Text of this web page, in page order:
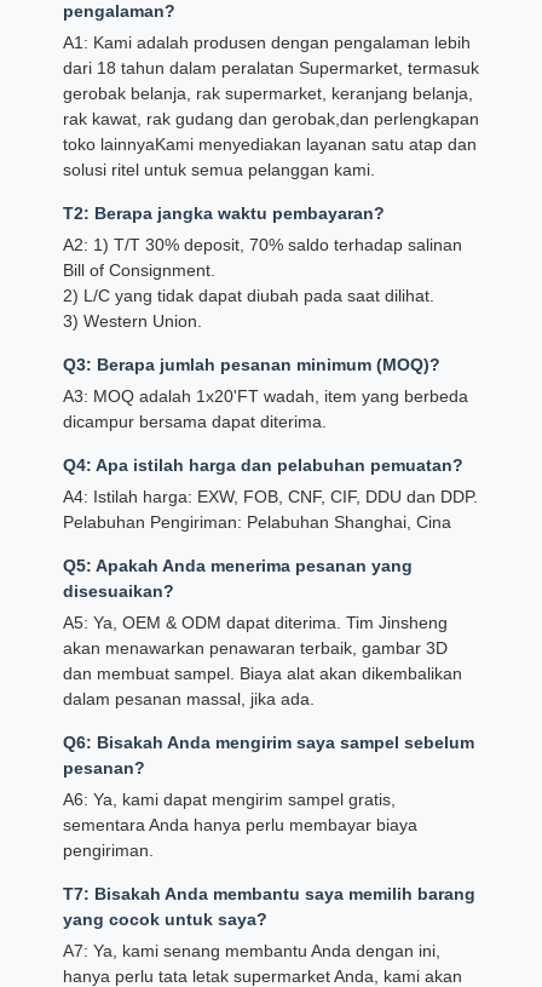
pengalaman?
A1: Kami adalah produsen dengan pengalaman lebih
dari 18 tahun dalam peralatan Supermarket, termasuk
gerobak belanja, rak supermarket, keranjang belanja,
rak kawat, rak gudang dan gerobak,dan perlengkapan
toko lainnyaKami menyediakan layanan satu atap dan
solusi ritel untuk semua pelanggan kami.
T2: Berapa jangka waktu pembayaran?
A2: 1) T/T 30% deposit, 70% saldo terhadap salinan
Bill of Consignment.
2) L/C yang tidak dapat diubah pada saat dilihat.
3) Western Union.
Q3: Berapa jumlah pesanan minimum (MOQ)?
A3: MOQ adalah 1x20'FT wadah, item yang berbeda
dicampur bersama dapat diterima.
Q4: Apa istilah harga dan pelabuhan pemuatan?
A4: Istilah harga: EXW, FOB, CNF, CIF, DDU dan DDP.
Pelabuhan Pengiriman: Pelabuhan Shanghai, Cina
Q5: Apakah Anda menerima pesanan yang
disesuaikan?
A5: Ya, OEM & ODM dapat diterima. Tim Jinsheng
akan menawarkan penawaran terbaik, gambar 3D
dan membuat sampel. Biaya alat akan dikembalikan
dalam pesanan massal, jika ada.
Q6: Bisakah Anda mengirim saya sampel sebelum
pesanan?
A6: Ya, kami dapat mengirim sampel gratis,
sementara Anda hanya perlu membayar biaya
pengiriman.
T7: Bisakah Anda membantu saya memilih barang
yang cocok untuk saya?
A7: Ya, kami senang membantu Anda dengan ini,
hanya perlu tata letak supermarket Anda, kami akan